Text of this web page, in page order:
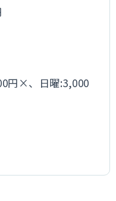
円×、日曜:3,000